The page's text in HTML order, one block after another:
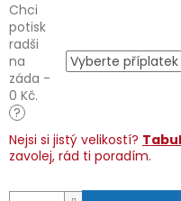
Chci
potisk
radši
na
záda -
0 Kč.
?
Nejsi si jistý velikostí?
zavolej, rád ti poradím.